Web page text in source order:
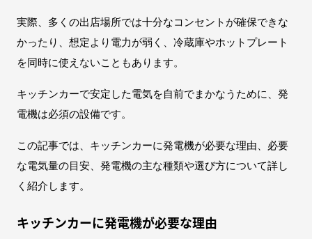
実際、多くの出店場所では十分なコンセントが確保できな
かったり、想定より電力が弱く、冷蔵庫やホットプレート
を同時に使えないこともあります。
キッチンカーで安定した電気を自前でまかなうために、発
電機は必須の設備です。
この記事では、キッチンカーに発電機が必要な理由、必要
な電気量の目安、発電機の主な種類や選び方について詳し
く紹介します。
キッチンカーに発電機が必要な理由